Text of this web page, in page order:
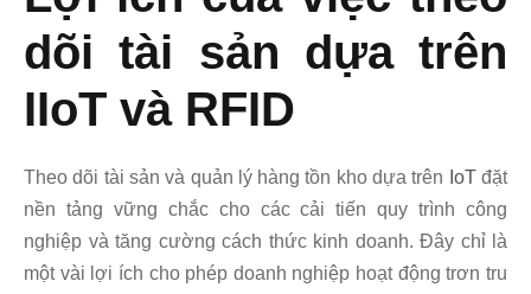
dõi tài sản dựa trên
IIoT và RFID
Theo dõi tài sản và quản lý hàng tồn kho dựa trên IoT đặt
nền tảng vững chắc cho các cải tiến quy trình công
nghiệp và tăng cường cách thức kinh doanh. Đây chỉ là
một vài lợi ích cho phép doanh nghiệp hoạt động trơn tru